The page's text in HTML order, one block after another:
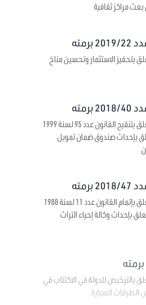
مراكز ثقافية
بتحفيز الاستثمار وتحسين مناخ
يتعلق بتنقيح القانون عدد 95 لسنة 1999
ديسمبر 1999 المتعلق بإحداث صندوق ضمان تمويل
يتعلق بإتمام القانون عدد 11 لسنة 1988
25 فيفري 1988 المتعلق بإحداث وكالة إحياء التراث
بالترخيص للدولة في الاكتتاب في
الطرقات السيارة